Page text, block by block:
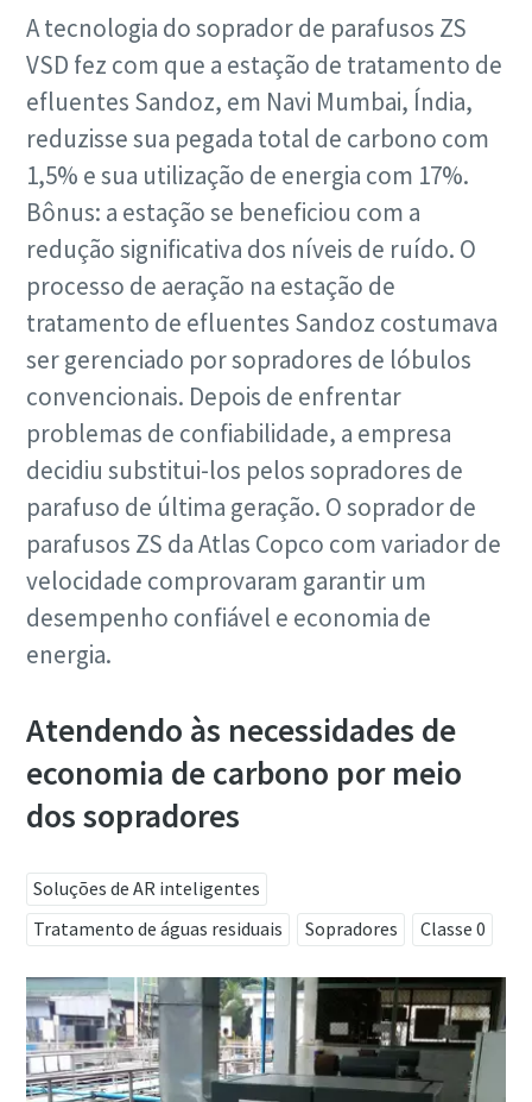
eficiente
Redução de carbono para produção ecológica – tudo o que
você precisa saber
A tecnologia do soprador de parafusos ZS
VSD fez com que a estação de tratamento de
efluentes Sandoz, em Navi Mumbai, Índia,
reduzisse sua pegada total de carbono com
1,5% e sua utilização de energia com 17%.
Bônus: a estação se beneficiou com a
redução significativa dos níveis de ruído. O
processo de aeração na estação de
tratamento de efluentes Sandoz costumava
ser gerenciado por sopradores de lóbulos
convencionais. Depois de enfrentar
problemas de confiabilidade, a empresa
decidiu substitui-los pelos sopradores de
parafuso de última geração. O soprador de
parafusos ZS da Atlas Copco com variador de
velocidade comprovaram garantir um
desempenho confiável e economia de
energia.
Atendendo às necessidades de
economia de carbono por meio
dos sopradores
Soluções de AR inteligentes
Tratamento de águas residuais
Sopradores Classe 0